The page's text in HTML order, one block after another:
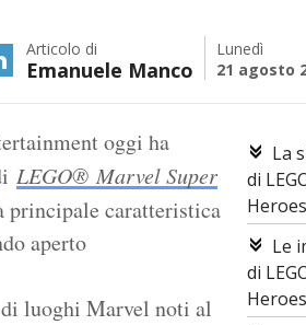
Articolo di
Emanuele Manco
Lunedì
21 agosto
La
di
Le
di
oggi ha
LEGO® Marvel Super
principale caratteristica
aperto
luoghi Marvel noti al